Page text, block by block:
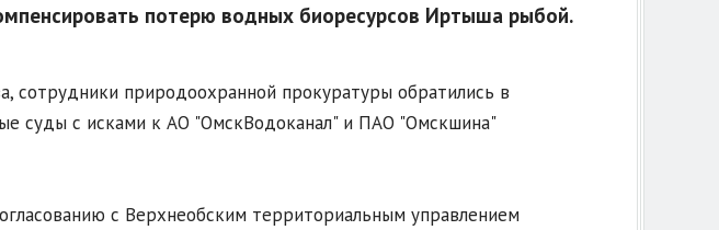
потерю водных биоресурсов Иртыша рыбой.
сотрудники природоохранной прокуратуры обратились в
суды с исками к АО "ОмскВодоканал" и ПАО "Омскшина"
с Верхнеобским территориальным управлением